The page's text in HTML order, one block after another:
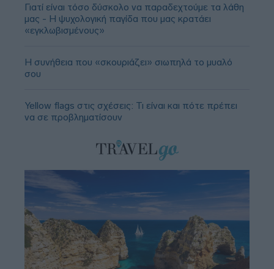
Γιατί είναι τόσο δύσκολο να παραδεχτούμε τα λάθη
μας - Η ψυχολογική παγίδα που μας κρατάει
«εγκλωβισμένους»
Η συνήθεια που «σκουριάζει» σιωπηλά το μυαλό
σου
Yellow flags στις σχέσεις: Τι είναι και πότε πρέπει
να σε προβληματίσουν